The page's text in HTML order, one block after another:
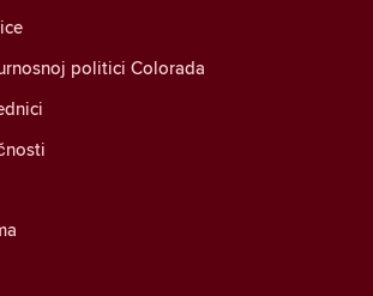
politici Colorada